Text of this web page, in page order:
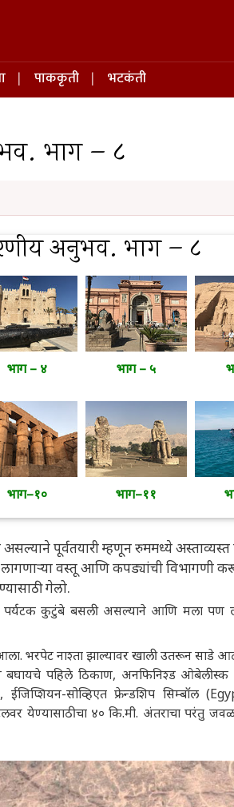
पाककृती भटकंती
भाग – ८
अनुभव. भाग – ८
भाग – ४ भाग – ५
भाग–१० भाग–११
पूर्वतयारी म्हणून रुममध्ये
लागणाऱ्या वस्तू आणि कपड्यांची विभागणी
गेलो.
पर्यटक कुटुंबे बसली असल्याने आणि मला पण
भरपेट नाश्ता झाल्यावर खाली उतरून साडे
पहिले ठिकाण, अनफिनिश्ड
सोव्हिएत फ्रेन्डशिप सिम्बॉल
येण्यासाठीचा ४० कि.मी. अंतराचा परंतु